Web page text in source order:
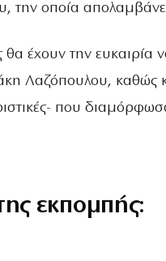
την οποία
θα έχουν την
Λαζόπουλου, καθώς
που
εκπομπής: